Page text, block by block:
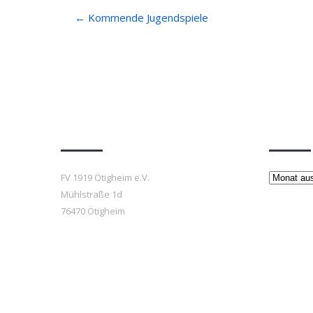
navigation
← Kommende Jugendspiele
FV 1919 Ötigheim e.V.
Mühlstraße 1d
76470 Ötigheim
Beiträge